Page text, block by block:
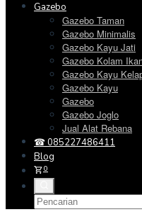
Gazebo
Gazebo Taman
Gazebo Minimalis
Gazebo Kayu Jati
Gazebo Kolam
Gazebo Kayu
Gazebo Kayu
Gazebo
Gazebo Joglo
Jual Alat Rebana
☎ 085227486411
Blog
0